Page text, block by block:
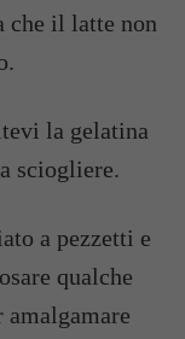
che il latte non
la gelatina
sciogliere.
a pezzetti e
qualche